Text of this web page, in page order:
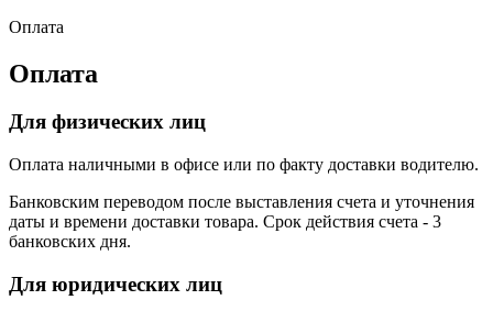
Оплата
Оплата
Для физических лиц
Оплата наличными в офисе или по факту доставки водителю.
Банковским переводом после выставления счета и уточнения
даты и времени доставки товара. Срок действия счета - 3
банковских дня.
Для юридических лиц